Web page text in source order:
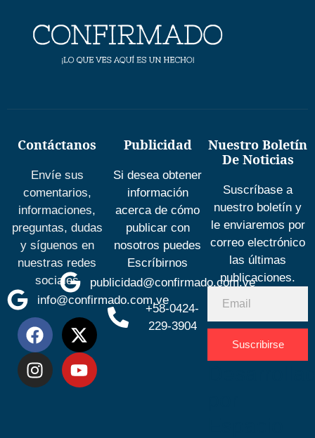
Contáctanos
Envíe sus
comentarios,
informaciones,
preguntas, dudas
y síguenos en
nuestras redes
sociales
info@confirmado.com.ve
Publicidad
Si desea obtener
información
acerca de cómo
publicar con
nosotros puedes
Escríbirnos
publicidad@confirmado.com.ve
+58-0424-
229-3904
Nuestro Boletín
De Noticias
Suscríbase a
nuestro boletín y
le enviaremos por
correo electrónico
las últimas
publicaciones.
Suscribirse